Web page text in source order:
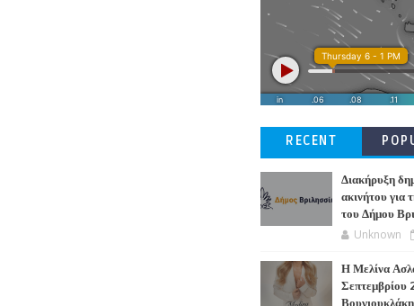
RECENT
Διακήρυξη
ακινήτου για
του Δήμου
Unknown
Η Μελίνα
Σεπτεμβρίου